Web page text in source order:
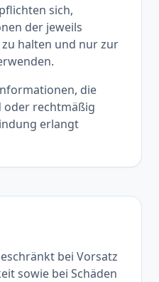
sich,
der jeweils
halten und nur zur
die
oder rechtmäßig
erlangt
bei Vorsatz
sowie bei Schäden